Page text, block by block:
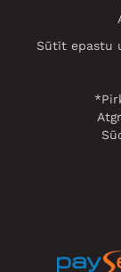
Sūtīt epastu